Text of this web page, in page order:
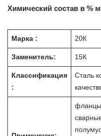
Химический состав в %
Марка : 20К
Заменитель: 15К
Классификация
:
Сталь